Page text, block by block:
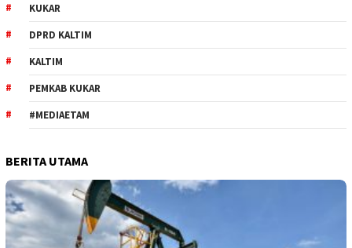
KUKAR
DPRD KALTIM
KALTIM
PEMKAB KUKAR
#MEDIAETAM
BERITA UTAMA